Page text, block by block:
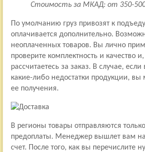
Стоимость за МКАД: от 350-
По умолчанию груз привозят к
оплачивается дополнительно.
неоплаченных товаров. Вы лично
проверите комплектность и качество
рассчитаетесь за заказ. В случае,
какие-либо недостатки продукции, вы
ее получения.
В регионы товары отправляются
предоплаты. Менеджер вышлет вам на
счет. После того, как вы перечислите